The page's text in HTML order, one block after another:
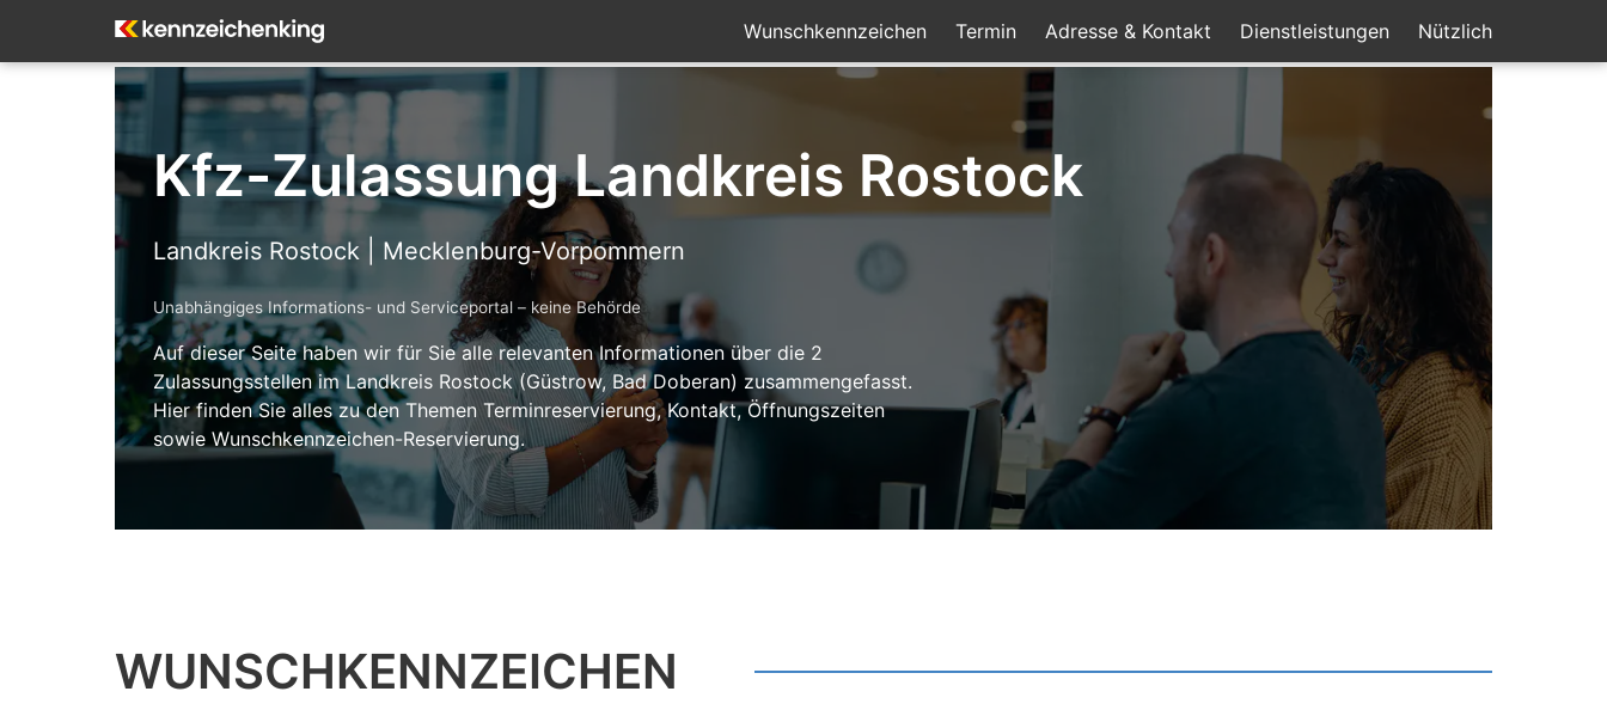
Wunschkennzeichen Termin Adresse & Kontakt Dienstleistungen Nützlich
Kfz-Zulassung Landkreis Rostock
Landkreis Rostock | Mecklenburg-Vorpommern
Unabhängiges Informations- und Serviceportal – keine Behörde
Auf dieser Seite haben wir für Sie alle relevanten Informationen über die 2
Zulassungsstellen im Landkreis Rostock (Güstrow, Bad Doberan) zusammengefasst.
Hier finden Sie alles zu den Themen Terminreservierung, Kontakt, Öffnungszeiten
sowie Wunschkennzeichen-Reservierung.
WUNSCH­KENNZEICHEN